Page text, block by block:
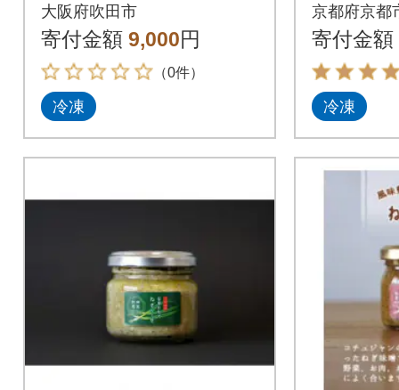
大阪府吹田市
寄付金額 9,000円
（0件）
冷凍
ざ|京都
菜 グル
京都府京都
寄付金額
冷凍